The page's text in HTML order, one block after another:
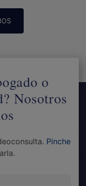
o
Nosotros
Pinche